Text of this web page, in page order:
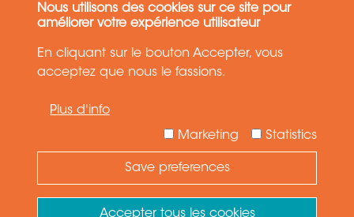
Nous utilisons des cookies sur ce site pour
améliorer votre expérience utilisateur
En cliquant sur le bouton Accepter, vous
acceptez que nous le fassions.
Plus d'info
Statistics
Marketing
Save preferences
Accepter tous les cookies
Politique de protection des données
Conditions générales de ventes
récent de la technique. Les détails et les spécifications sont
Need Help ?
Ask your question